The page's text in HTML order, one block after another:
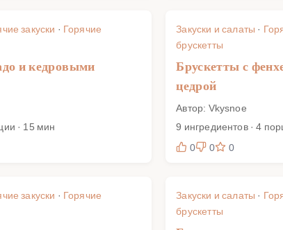
закуски · Горячие
и кедровыми
· 15 мин
Закуски и салаты ·
брускетты
Брускетты с
цедрой
Автор: Vkysnoe
9 ингредиентов · 4
0
0 0
закуски · Горячие
Закуски и салаты ·
брускетты